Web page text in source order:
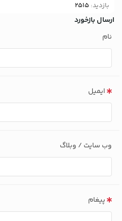
بازدید: 2515
ارسال بازخورد
نام
ایمیل
وب سایت / وبلاگ
پیغام